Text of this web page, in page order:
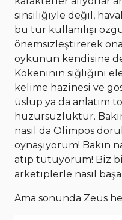
sinsiliğiyle değil,
bu tür kullanılışı
önemsizleştirerek
öykünün kendisine
Kökeninin sığlığını
kelime hazinesi ve
üslup ya da anlatım
huzursuzluktur.
nasıl da Olimpos
oynaşıyorum! Bakın
atıp tutuyorum! Biz
arketiplerle nasıl başa
Ama sonunda Zeus